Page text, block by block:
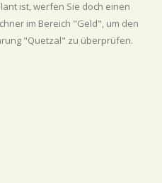
ist, werfen Sie doch einen
im Bereich "Geld", um den
"Quetzal" zu überprüfen.